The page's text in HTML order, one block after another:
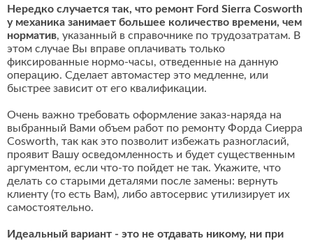
Нередко случается так, что ремонт Ford Sierra Cosworth
у механика занимает большее количество времени, чем
норматив, указанный в справочнике по трудозатратам. В
этом случае Вы вправе оплачивать только
фиксированные нормо-часы, отведенные на данную
операцию. Сделает автомастер это медленне, или
быстрее зависит от его квалификации.
Очень важно требовать оформление заказ-наряда на
выбранный Вами объем работ по ремонту Форда Сиерра
Cosworth, так как это позволит избежать разногласий,
проявит Вашу осведомленность и будет существенным
аргументом, если что-то пойдет не так. Укажите, что
делать со старыми деталями после замены: вернуть
клиенту (то есть Вам), либо автосервис утилизирует их
самостоятельно.
Идеальный вариант - это не отдавать никому, ни при